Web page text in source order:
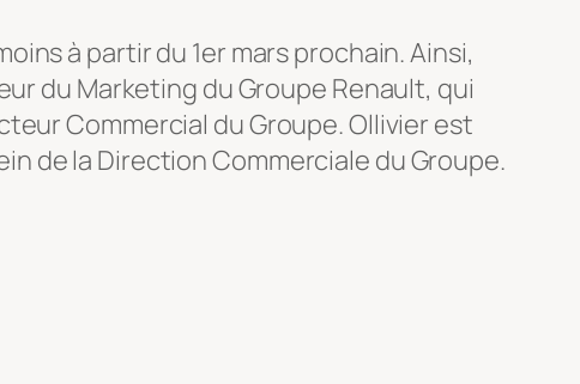
à partir du 1er mars prochain. Ainsi,
du Marketing du Groupe Renault, qui
Commercial du Groupe. Ollivier est
de la Direction Commerciale du Groupe.